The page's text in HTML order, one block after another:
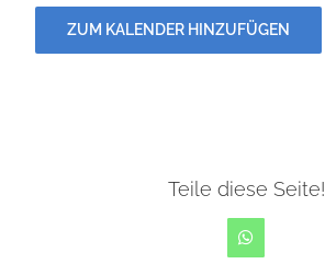
DER VEREIN
BILDERGALERIE
ZUM KALENDER HINZUFÜGEN
Teile diese Seite!
WhatsApp